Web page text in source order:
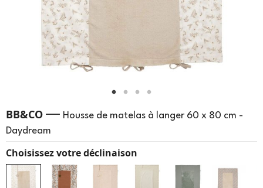
BB&CO — Housse de matelas à langer 60 x 80 cm -
Daydream
Choisissez votre déclinaison